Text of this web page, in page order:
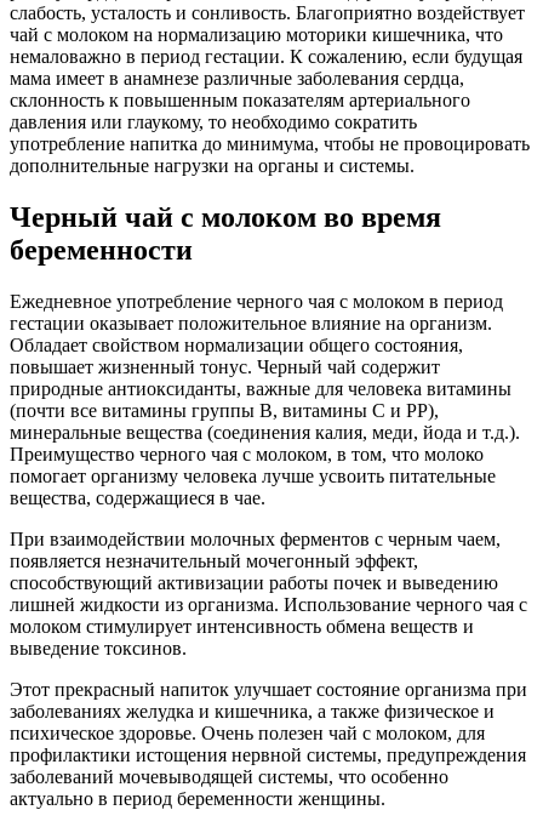
слабость, усталость и сонливость. Благоприятно воздействует
чай с молоком на нормализацию моторики кишечника, что
немаловажно в период гестации. К сожалению, если будущая
мама имеет в анамнезе различные заболевания сердца,
склонность к повышенным показателям артериального
давления или глаукому, то необходимо сократить
употребление напитка до минимума, чтобы не провоцировать
дополнительные нагрузки на органы и системы.
Черный чай с молоком во время
беременности
Ежедневное употребление черного чая с молоком в период
гестации оказывает положительное влияние на организм.
Обладает свойством нормализации общего состояния,
повышает жизненный тонус. Черный чай содержит
природные антиоксиданты, важные для человека витамины
(почти все витамины группы В, витамины С и РР),
минеральные вещества (соединения калия, меди, йода и т.д.).
Преимущество черного чая с молоком, в том, что молоко
помогает организму человека лучше усвоить питательные
вещества, содержащиеся в чае.
При взаимодействии молочных ферментов с черным чаем,
появляется незначительный мочегонный эффект,
способствующий активизации работы почек и выведению
лишней жидкости из организма. Использование черного чая с
молоком стимулирует интенсивность обмена веществ и
выведение токсинов.
Этот прекрасный напиток улучшает состояние организма при
заболеваниях желудка и кишечника, а также физическое и
психическое здоровье. Очень полезен чай с молоком, для
профилактики истощения нервной системы, предупреждения
заболеваний мочевыводящей системы, что особенно
актуально в период беременности женщины.